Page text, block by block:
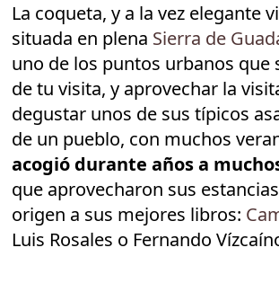
La coqueta, y a la vez elegante
situada en plena Sierra de
uno de los puntos urbanos que
de tu visita, y aprovechar la
degustar unos de sus típicos
de un pueblo, con muchos
acogió durante años a
que aprovecharon sus
origen a sus mejores libros:
Luis Rosales o Fernando